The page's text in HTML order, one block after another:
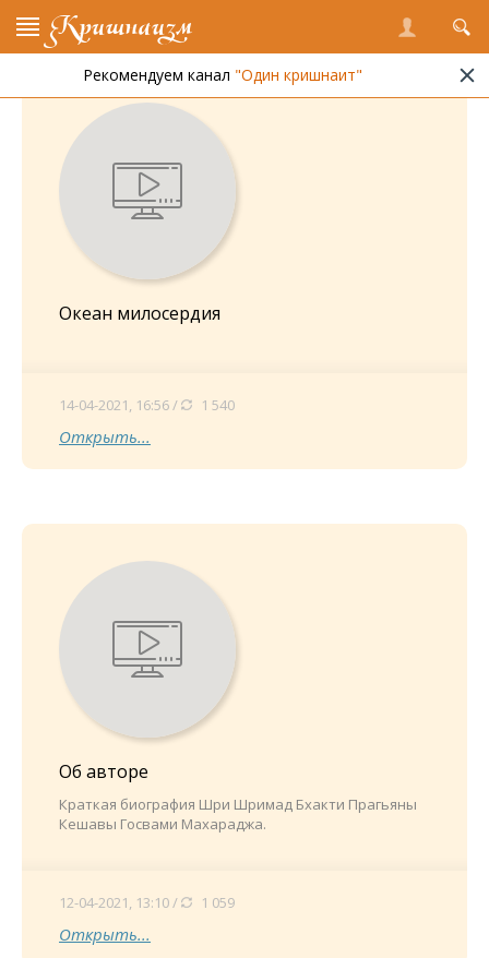
Кришнаизм
Рекомендуем канал "Один кришнаит"
Океан милосердия
14-04-2021, 16:56 / 1 540
Открыть...
Об авторе
Краткая биография Шри Шримад Бхакти Прагьяны
Кешавы Госвами Махараджа.
12-04-2021, 13:10 / 1 059
Открыть...